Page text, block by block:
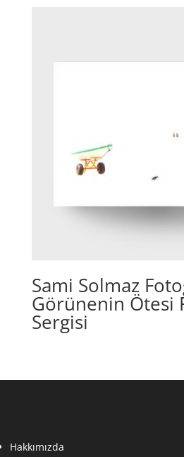
Sami Solmaz
Görünenin Ötesi
Sergisi
Hakkımızda